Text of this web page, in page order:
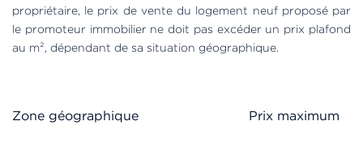
propriétaire, le prix de vente du logement neuf proposé par
le promoteur immobilier ne doit pas excéder un prix plafond
au m², dépendant de sa situation géographique.
Zone géographique Prix maximum